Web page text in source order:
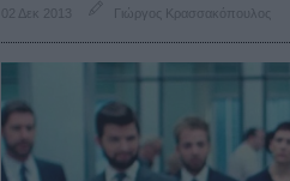
02 Δεκ 2013 Γιώργος Κρασσακόπουλος